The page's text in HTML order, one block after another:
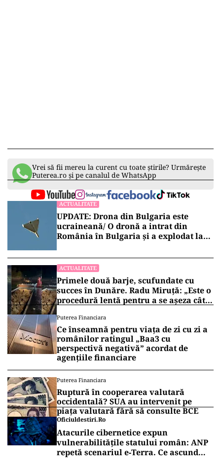
Vrei să fii mereu la curent cu toate știrile? Urmărește
Puterea.ro și pe canalul de WhatsApp
ACTUALITATE
UPDATE: Drona din Bulgaria este
ucraineană/ O dronă a intrat din
România în Bulgaria şi a explodat la
ACTUALITATE
Primele două barje, scufundate cu
succes în Dunăre. Radu Miruță: „Este o
procedură lentă pentru a se așeza cât
Puterea Financiara
Ce înseamnă pentru viața de zi cu zi a
românilor ratingul „Baa3 cu
perspectivă negativă” acordat de
agențiile financiare
Puterea Financiara
Ruptură în cooperarea valutară
occidentală? SUA au intervenit pe
piața valutară fără să consulte BCE
Oficiuldestiri.ro
Atacurile cibernetice expun
vulnerabilitățile statului român: ANP
repetă scenariul e‑Terra. Ce ascund